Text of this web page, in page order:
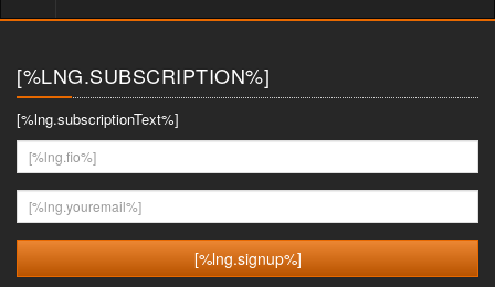
[%LNG.SUBSCRIPTION%]
[%lng.subscriptionText%]
[%lng.fio%]
[%lng.youremail%]